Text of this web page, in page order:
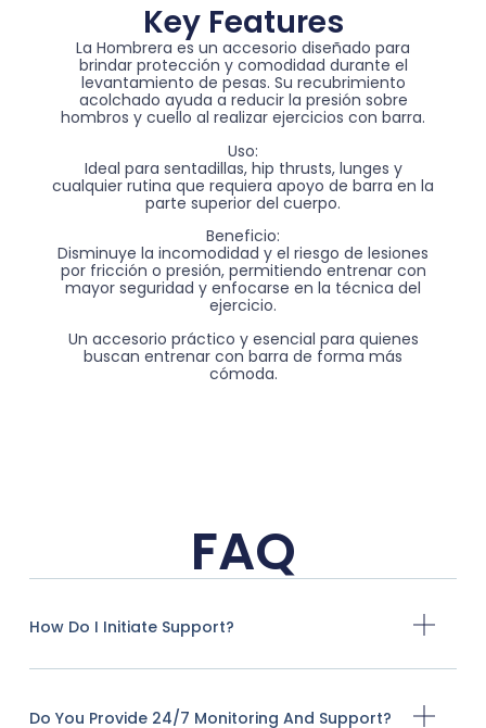
Key Features
La Hombrera es un accesorio diseñado para
brindar protección y comodidad durante el
levantamiento de pesas. Su recubrimiento
acolchado ayuda a reducir la presión sobre
hombros y cuello al realizar ejercicios con barra.
Uso:
Ideal para sentadillas, hip thrusts, lunges y
cualquier rutina que requiera apoyo de barra en la
parte superior del cuerpo.
Beneficio:
Disminuye la incomodidad y el riesgo de lesiones
por fricción o presión, permitiendo entrenar con
mayor seguridad y enfocarse en la técnica del
ejercicio.
Un accesorio práctico y esencial para quienes
buscan entrenar con barra de forma más
cómoda.
FAQ
How Do I Initiate Support?
Do You Provide 24/7 Monitoring And Support?